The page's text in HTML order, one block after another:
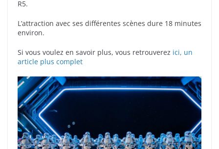
R5.
L’attraction avec ses différentes scènes dure 18 minutes
environ.
Si vous voulez en savoir plus, vous retrouverez ici, un
article plus complet